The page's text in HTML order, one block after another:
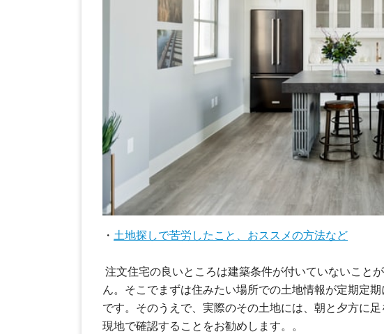
・ 土地探しで苦労したこと、おススメの方法など
注文住宅の良いところは建築条件が付いていないこと
ん。そこでまずは住みたい場所での土地情報が定期定
です。そのうえで、実際のその土地には、朝と夕方に
現地で確認することをお勧めします。。